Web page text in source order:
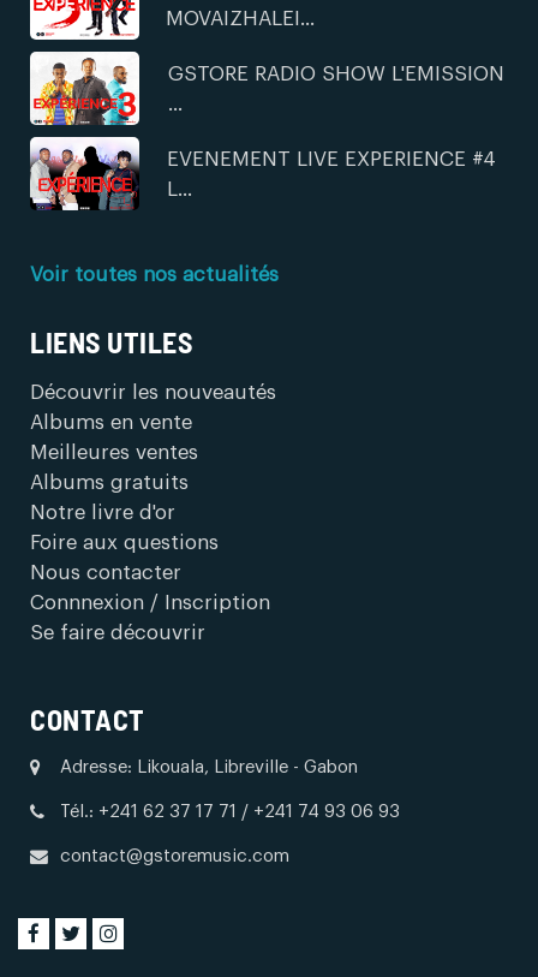
MOVAIZHALEI...
GSTORE RADIO SHOW L'EMISSION
...
EVENEMENT LIVE EXPERIENCE #4
L...
Voir toutes nos actualités
LIENS UTILES
Découvrir les nouveautés
Albums en vente
Meilleures ventes
Albums gratuits
Notre livre d'or
Foire aux questions
Nous contacter
Connnexion / Inscription
Se faire découvrir
CONTACT
Adresse: Likouala, Libreville - Gabon
Tél.: +241 62 37 17 71 / +241 74 93 06 93
contact@gstoremusic.com